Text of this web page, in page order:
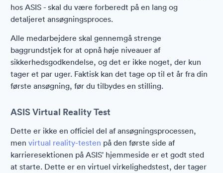
hos ASIS - skal du være forberedt på en lang og
detaljeret ansøgningsproces.
Alle medarbejdere skal gennemgå strenge
baggrundstjek for at opnå høje niveauer af
sikkerhedsgodkendelse, og det er ikke noget, der kun
tager et par uger. Faktisk kan det tage op til et år fra din
første ansøgning, før du tilbydes en stilling.
ASIS Virtual Reality Test
Dette er ikke en officiel del af ansøgningsprocessen,
men virtual reality-testen på den første side af
karrieresektionen på ASIS' hjemmeside er et godt sted
at starte. Dette er en virtuel virkelighedstest, der tager